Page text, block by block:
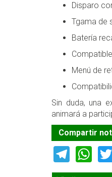
Disparo
Tgama de
Batería
Menú de
Sin duda, una
animará a
Compartir